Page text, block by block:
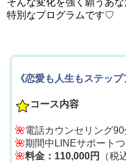
そんな変化を強く願うあな
特別なプログラムです♡
《恋愛も人生もステッ
コース内容
🌺電話カウンセリング
🌺期間中LINEサポートつ
🌺料金：110,000円
（税